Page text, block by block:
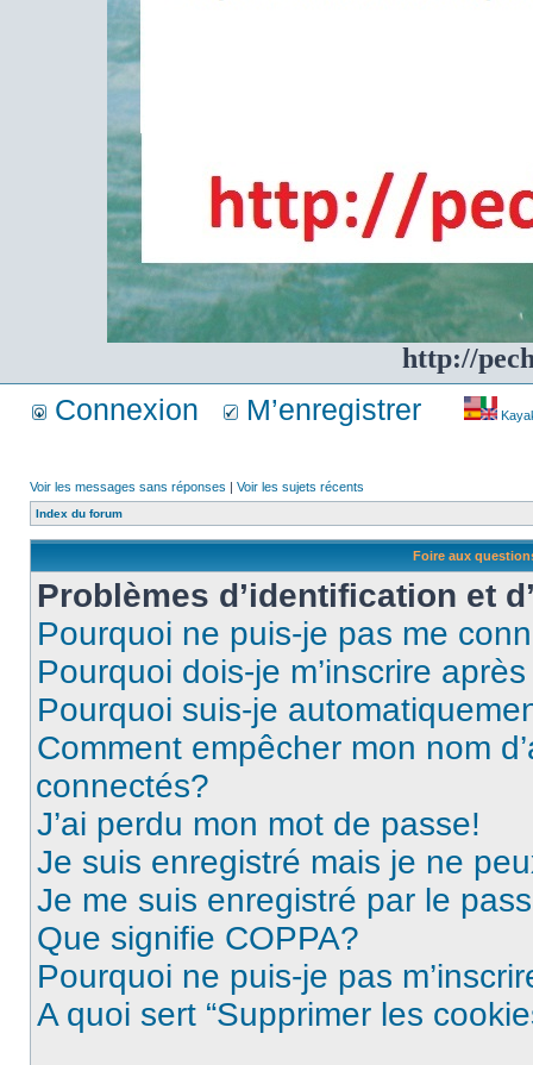
http://
Connexion M’enregistrer
Voir les messages sans réponses | Voir les sujets récents
Index du forum
Foire aux
Problèmes d’identification et
Pourquoi ne puis-je pas me
Pourquoi dois-je m’inscrire
Pourquoi suis-je
Comment empêcher mon nom
connectés?
J’ai perdu mon mot de passe!
Je suis enregistré mais je ne
Je me suis enregistré par le
Que signifie COPPA?
Pourquoi ne puis-je pas
A quoi sert “Supprimer les